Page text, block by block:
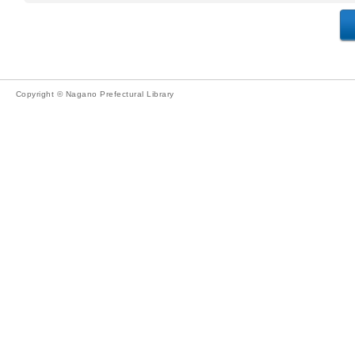
Copyright © Nagano Prefectural Library